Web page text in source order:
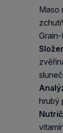
Maso
hrubý